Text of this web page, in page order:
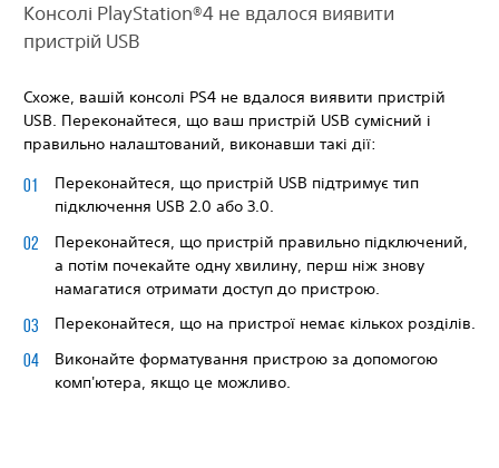
Консолі PlayStation®4 не вдалося виявити
пристрій USB
Схоже, вашій консолі PS4 не вдалося виявити пристрій
USB. Переконайтеся, що ваш пристрій USB сумісний і
правильно налаштований, виконавши такі дії:
Переконайтеся, що пристрій USB підтримує тип
підключення USB 2.0 або 3.0.
Переконайтеся, що пристрій правильно підключений,
а потім почекайте одну хвилину, перш ніж знову
намагатися отримати доступ до пристрою.
Переконайтеся, що на пристрої немає кількох розділів.
Виконайте форматування пристрою за допомогою
комп'ютера, якщо це можливо.